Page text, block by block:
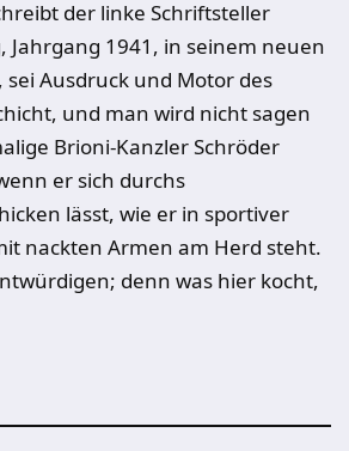
der linke Schriftsteller
Jahrgang 1941, in seinem neuen
sei Ausdruck und Motor des
und man wird nicht sagen
Brioni-Kanzler Schröder
er sich durchs
lässt, wie er in sportiver
nackten Armen am Herd steht.
denn was hier kocht,